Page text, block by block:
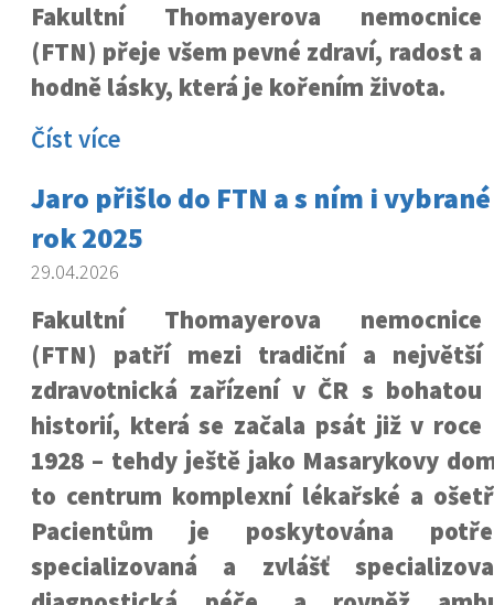
Fakultní Thomayerova nemocnice
(FTN) přeje všem pevné zdraví, radost a
hodně lásky, která je kořením života.
Číst více
Jaro přišlo do FTN a s ním i
rok 2025
29.04.2026
Fakultní Thomayerova nemocnice
(FTN) patří mezi tradiční a největší
zdravotnická zařízení v ČR s bohatou
historií, která se začala psát již v roce
1928 – tehdy ještě jako Masarykovy
to centrum komplexní lékařské a
Pacientům je poskytována
specializovaná a zvlášť